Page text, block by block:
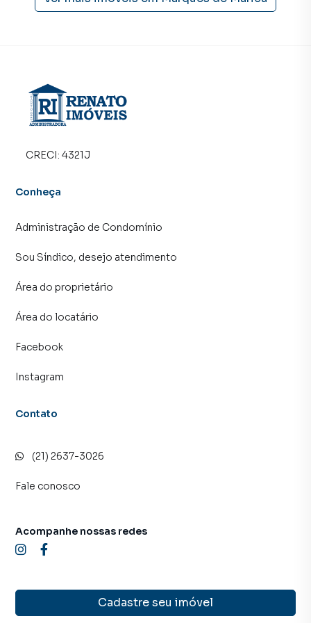
imóvel muito mais rápido do que em imobiliárias
o número de contatos interessados e tendo como
consequência uma maior chance de vender ou alugar seu
imóvel mais rápido. Contamos também com um time de
atendimento preparada para atender proprietários e
CRECI: 4321J
Conheça
Administração de Condomínio
Sou Síndico, desejo atendimento
Área do proprietário
Área do locatário
Facebook
Instagram
Contato
(21) 2637-3026
Fale conosco
Cadastre seu imóvel
Acompanhe nossas redes